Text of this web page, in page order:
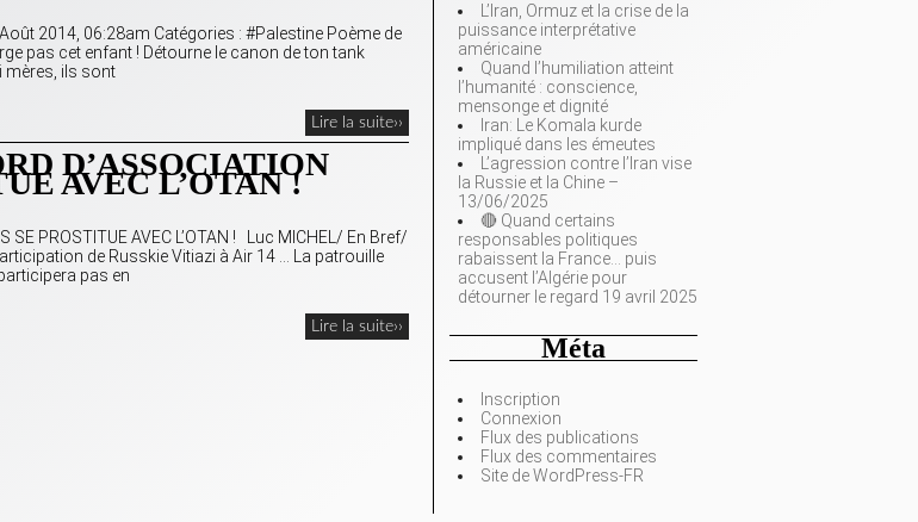
L’Iran, Ormuz et la crise de la
puissance interprétative
américaine
Quand l’humiliation atteint
l’humanité : conscience,
mensonge et dignité
Iran: Le Komala kurde
impliqué dans les émeutes
L’agression contre l’Iran vise
la Russie et la Chine –
13/06/2025
🔴 Quand certains
responsables politiques
rabaissent la France… puis
accusent l’Algérie pour
détourner le regard 19 avril 2025
Méta
Inscription
Connexion
Flux des publications
Flux des commentaires
Site de WordPress-FR
2014, 06:28am Catégories : #Palestine Poème de
pas cet enfant ! Détourne le canon de ton tank
mères, ils sont
Lire la suite››
D’ASSOCIATION
AVEC L’OTAN !
SE PROSTITUE AVEC L’OTAN ! Luc MICHEL/ En Bref/
de Russkie Vitiazi à Air 14 … La patrouille
pas en
Lire la suite››